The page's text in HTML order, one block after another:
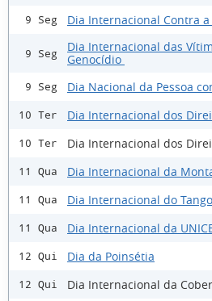
9 Seg Dia Internacional Contra
9 Seg
Dia Internacional das
Genocídio
9 Seg Dia Nacional da Pessoa
10 Ter Dia Internacional dos
10 Ter Dia Internacional dos
11 Qua Dia Internacional da
11 Qua Dia Internacional do Tango
11 Qua Dia Internacional da
12 Qui Dia da Poinsétia
12 Qui Dia Internacional da